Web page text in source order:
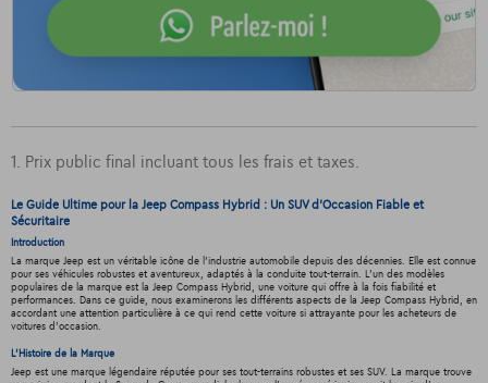
1. Prix public final incluant tous les frais et taxes.
Le Guide Ultime pour la Jeep Compass Hybrid : Un SUV d'Occasion Fiable et
Sécuritaire
Introduction
La marque Jeep est un véritable icône de l'industrie automobile depuis des décennies. Elle est connue
pour ses véhicules robustes et aventureux, adaptés à la conduite tout-terrain. L'un des modèles
populaires de la marque est la Jeep Compass Hybrid, une voiture qui offre à la fois fiabilité et
performances. Dans ce guide, nous examinerons les différents aspects de la Jeep Compass Hybrid, en
accordant une attention particulière à ce qui rend cette voiture si attrayante pour les acheteurs de
voitures d'occasion.
L'Histoire de la Marque
Jeep est une marque légendaire réputée pour ses tout-terrains robustes et ses SUV. La marque trouve